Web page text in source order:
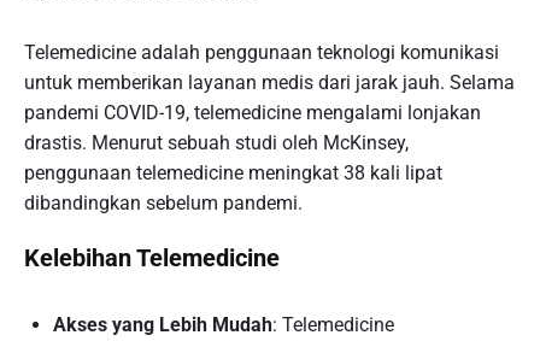
Telemedicine adalah penggunaan teknologi komunikasi
untuk memberikan layanan medis dari jarak jauh. Selama
pandemi COVID-19, telemedicine mengalami lonjakan
drastis. Menurut sebuah studi oleh McKinsey,
penggunaan telemedicine meningkat 38 kali lipat
dibandingkan sebelum pandemi.
Kelebihan Telemedicine
Akses yang Lebih Mudah: Telemedicine